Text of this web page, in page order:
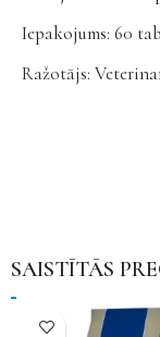
Iepakojums: 60
Ražotājs:
SAISTĪTĀS